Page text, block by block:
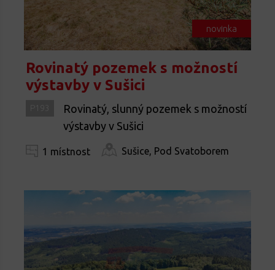
novinka
Rovinatý pozemek s možností
výstavby v Sušici
Rovinatý, slunný pozemek s možností
výstavby v Sušici
1 místnost Sušice, Pod Svatoborem